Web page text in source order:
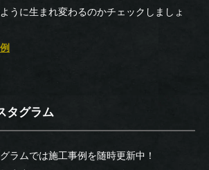
うに生まれ変わるのかチェックしましょ
タグラム
ラムでは施工事例を随時更新中！